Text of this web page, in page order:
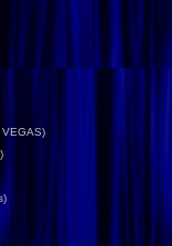
VEGAS)